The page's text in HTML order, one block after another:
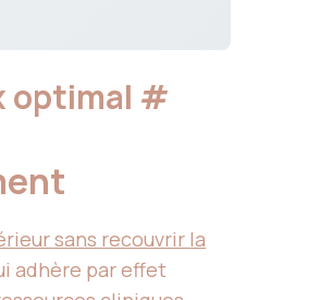
optimal #
sans recouvrir la
adhère par effet